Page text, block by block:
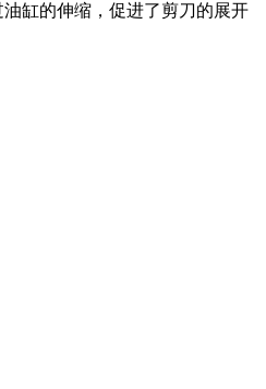
缸的伸缩，促进了剪刀的展开